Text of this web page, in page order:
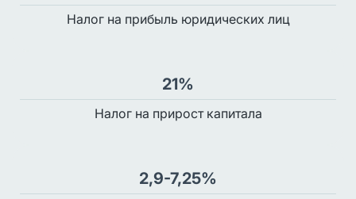
Налог на прибыль юридических лиц
21%
Налог на прирост капитала
2,9-7,25%